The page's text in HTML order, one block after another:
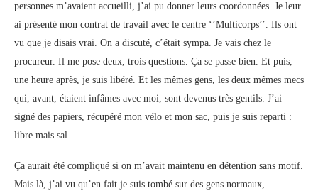
personnes m’avaient accueilli, j’ai pu donner leurs coordonnées. Je leur
ai présenté mon contrat de travail avec le centre ‘’Multicorps’’. Ils ont
vu que je disais vrai. On a discuté, c’était sympa. Je vais chez le
procureur. Il me pose deux, trois questions. Ça se passe bien. Et puis,
une heure après, je suis libéré. Et les mêmes gens, les deux mêmes mecs
qui, avant, étaient infâmes avec moi, sont devenus très gentils. J’ai
signé des papiers, récupéré mon vélo et mon sac, puis je suis reparti :
libre mais sal…
Ça aurait été compliqué si on m’avait maintenu en détention sans motif.
Mais là, j’ai vu qu’en fait je suis tombé sur des gens normaux,